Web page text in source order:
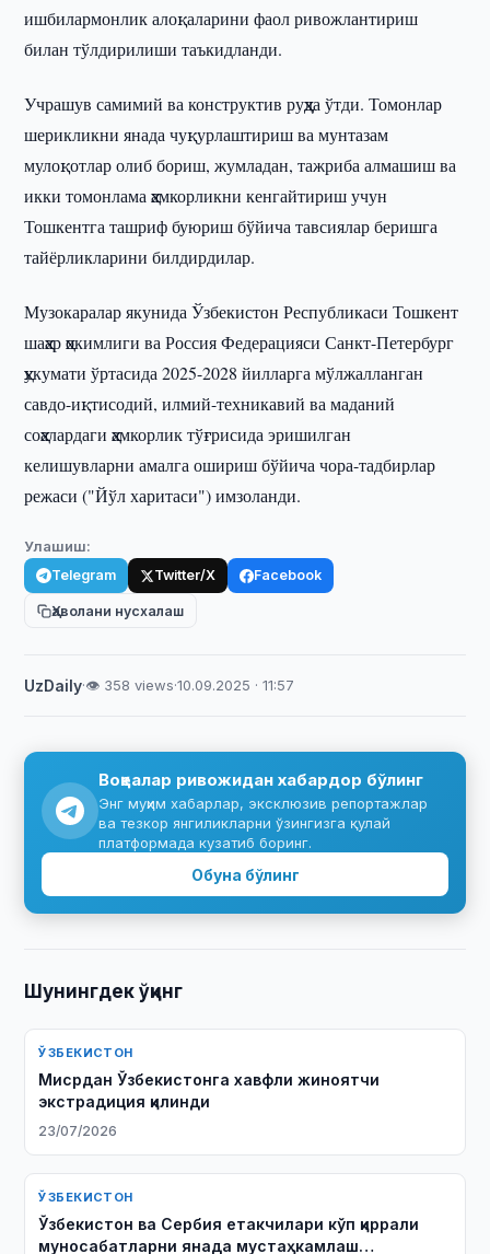
ишбилармонлик алоқаларини фаол ривожлантириш
билан тўлдирилиши таъкидланди.
Учрашув самимий ва конструктив руҳда ўтди. Томонлар
шерикликни янада чуқурлаштириш ва мунтазам
мулоқотлар олиб бориш, жумладан, тажриба алмашиш ва
икки томонлама ҳамкорликни кенгайтириш учун
Тошкентга ташриф буюриш бўйича тавсиялар беришга
тайёрликларини билдирдилар.
Музокаралар якунида Ўзбекистон Республикаси Тошкент
шаҳар ҳокимлиги ва Россия Федерацияси Санкт-Петербург
ҳукумати ўртасида 2025-2028 йилларга мўлжалланган
савдо-иқтисодий, илмий-техникавий ва маданий
соҳалардаги ҳамкорлик тўғрисида эришилган
келишувларни амалга ошириш бўйича чора-тадбирлар
режаси ("Йўл харитаси") имзоланди.
Улашиш:
Telegram Twitter/X Facebook
Ҳаволани нусхалаш
UzDaily·👁 358 views·10.09.2025 · 11:57
Воқеалар ривожидан хабардор бўлинг
Энг муҳим хабарлар, эксклюзив репортажлар
ва тезкор янгиликларни ўзингизга қулай
платформада кузатиб боринг.
Обуна бўлинг
Шунингдек ўқинг
ЎЗБЕКИСТОН
Мисрдан Ўзбекистонга хавфли жиноятчи
экстрадиция қилинди
23/07/2026
ЎЗБЕКИСТОН
Ўзбекистон ва Сербия етакчилари кўп қиррали
муносабатларни янада мустаҳкамлаш